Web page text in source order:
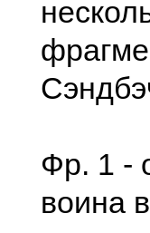
Фр. 1 -
воина